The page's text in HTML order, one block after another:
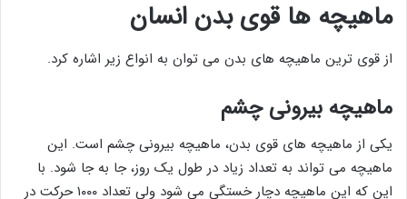
ماهیچه ها قوی بدن انسان
از قوی ترین ماهیچه های بدن می توان به انواع زیر اشاره کرد.
ماهیچه بیرونی چشم
یکی از ماهیچه های قوی بدن، ماهیچه بیرونی چشم است. این
ماهیچه می تواند به تعداد زیاد در طول یک روز، جا به جا شود. با
این که این ماهیچه دچار خستگی می شود ولی تعداد ۱۰۰۰ حرکت در